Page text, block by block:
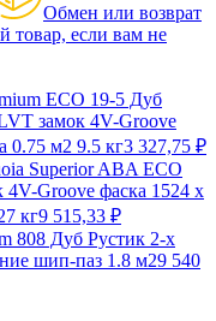
Обмен или возврат
товар, если вам не
ECO 19-5 Дуб
замок 4V-Groove
0.75 м2 9.5 кг3 327,75 ₽
Superior ABA ECO
Groove фаска 1524 х
кг9 515,33 ₽
808 Дуб Рустик 2-х
шип-паз 1.8 м29 540